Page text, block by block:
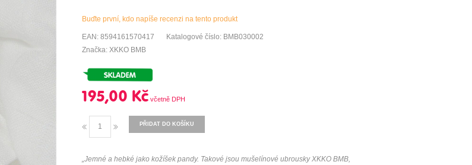
Buďte první, kdo napíše recenzi na tento produkt
EAN: 8594161570417
Katalogové číslo: BMB030002
Značka: XKKO BMB
195,00 Kč
PŘIDAT DO KOŠÍKU
„Jemné a hebké jako kožíšek pandy. Takové jsou mušelínové ubrousky XKKO BMB,